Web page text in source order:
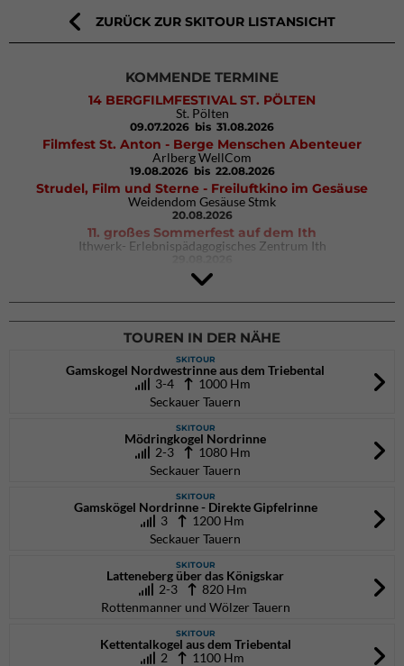
ZURÜCK ZUR SKITOUR LISTANSICHT
KOMMENDE TERMINE
14 BERGFILMFESTIVAL ST. PÖLTEN
St. Pölten
09.07.2026 bis 31.08.2026
Filmfest St. Anton - Berge Menschen Abenteuer
Arlberg WellCom
19.08.2026 bis 22.08.2026
Strudel, Film und Sterne - Freiluftkino im Gesäuse
Weidendom Gesäuse Stmk
20.08.2026
11. großes Sommerfest auf dem Ith
Ithwerk- Erlebnispädagogisches Zentrum Ith
4Blocs KIDS 2026
DAV Kletter- & Boulderzentrum München Süd (Thalkirchen)
26.09.2026
TOUREN IN DER NÄHE
SKITOUR
Gamskogel Nordwestrinne aus dem Triebental
3-4 1000 Hm
Seckauer Tauern
SKITOUR
Mödringkogel Nordrinne
2-3 1080 Hm
Seckauer Tauern
SKITOUR
Gamskögel Nordrinne - Direkte Gipfelrinne
3
1200 Hm
Seckauer Tauern
SKITOUR
Latteneberg über das Königskar
2-3 820 Hm
Rottenmanner und Wölzer Tauern
SKITOUR
Kettentalkogel aus dem Triebental
2
1100 Hm